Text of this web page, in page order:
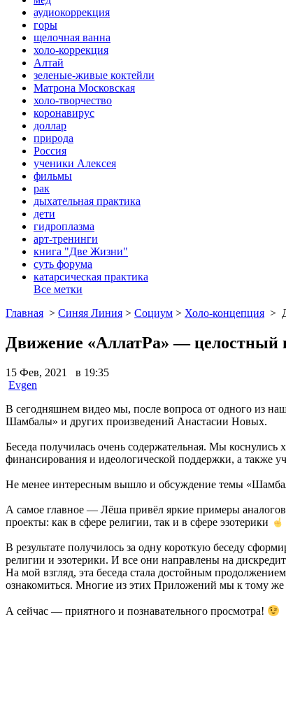
аудиокоррекция
горы
щелочная ванна
холо-коррекция
Алтай
зеленые-живые коктейли
Матрона Московская
холо-творчество
коронавирус
доллар
природа
Россия
ученики Алексея
фильмы
рак
дыхательная практика
дети
гидроплазма
арт-тренинги
книга "Две Жизни"
суть форума
катарсическая практика
Все метки
Главная > Синяя Линия > Социум > Холо-концепция >
Движение «АллатРа» — целостный
15 Фев, 2021 в 19:35
Evgen
В сегодняшнем видео мы, после вопроса от одного из
Шамбалы» и других произведений Анастасии Новых.
Беседа получилась очень содержательная. Мы
финансирования и идеологической поддержки, а также
Не менее интересным вышло и обсуждение темы
А самое главное — Лёша привёл яркие примеры аналогов
проекты: как в сфере религии, так и в сфере эзотерики
В результате получилось за одну короткую беседу
религии и эзотерики. И все они направлены на
На мой взгляд, эта беседа стала достойным
ознакомиться. Многие из этих Приложений мы к тому
А сейчас — приятного и познавательного просмотра!